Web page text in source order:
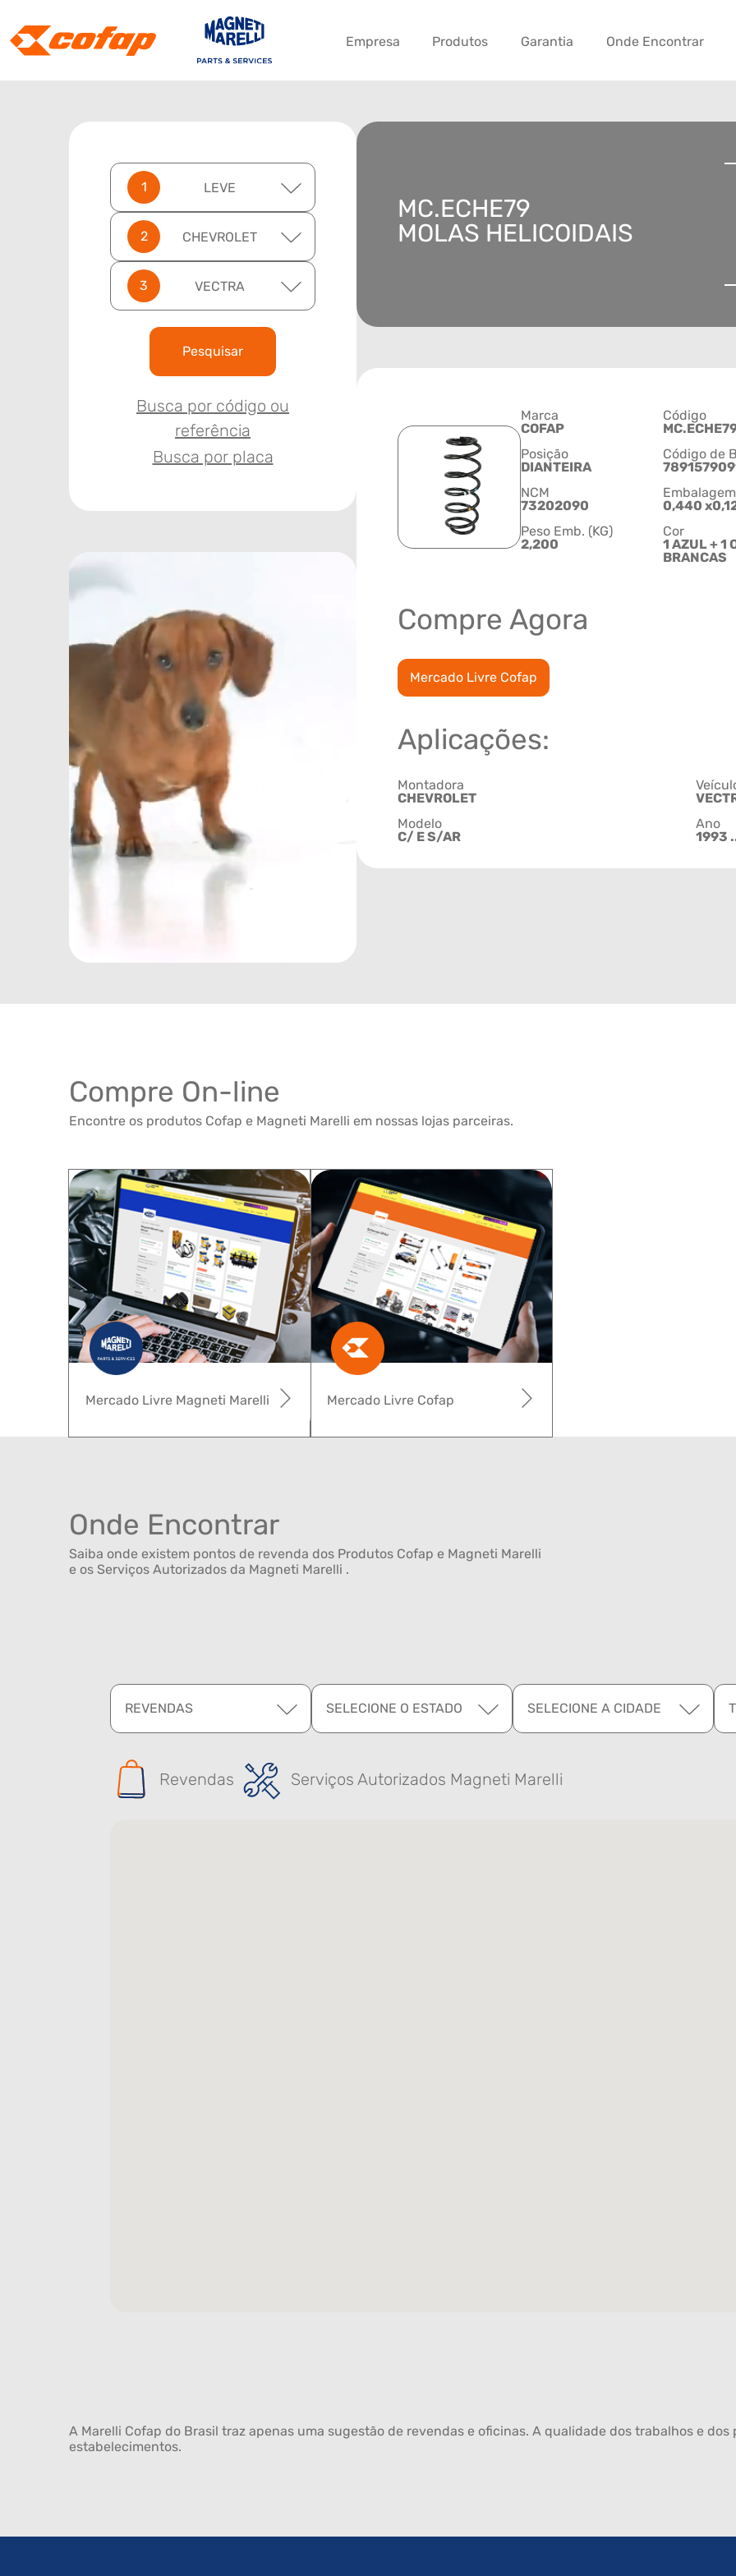
Empresa Produtos Garantia Onde Encontrar
LEVE
CHEVROLET
VECTRA
Pesquisar
Busca por código ou
referência
Busca por placa
MC.ECHE79
MOLAS HELICOIDAIS
Marca
COFAP
Código
Posição
DIANTEIRA
Código de
NCM
73202090
0,440
Peso Emb. (KG)
2,200
Cor
1 AZUL + 1
BRANCAS
Compre Agora
Mercado Livre Cofap
Aplicações:
Montadora
CHEVROLET
Modelo
C/ E S/AR
Ano
1993
Compre On-line
Encontre os produtos Cofap e Magneti Marelli em nossas lojas parceiras.
Mercado Livre Cofap
Mercado Livre Magneti Marelli
Onde Encontrar
Saiba onde existem pontos de revenda dos Produtos Cofap e Magneti Marelli
e os Serviços Autorizados da Magneti Marelli .
REVENDAS SELECIONE O ESTADO SELECIONE A CIDADE
Revendas Serviços Autorizados Magneti Marelli
A Marelli Cofap do Brasil traz apenas uma sugestão de revendas e oficinas. A qualidade dos trabalhos e
estabelecimentos.